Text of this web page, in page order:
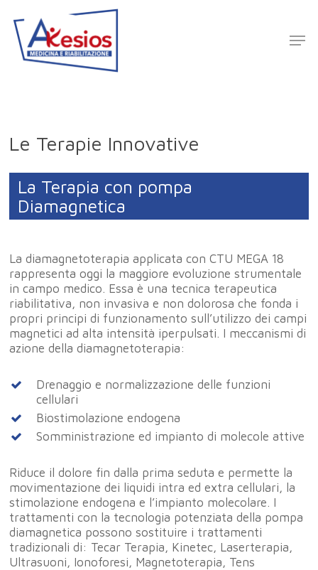
Le Terapie Innovative
La Terapia con pompa
Diamagnetica
La diamagnetoterapia applicata con CTU MEGA 18
rappresenta oggi la maggiore evoluzione strumentale
in campo medico. Essa è una tecnica terapeutica
riabilitativa, non invasiva e non dolorosa che fonda i
propri principi di funzionamento sull’utilizzo dei campi
magnetici ad alta intensità iperpulsati. I meccanismi di
azione della diamagnetoterapia:
Drenaggio e normalizzazione delle funzioni
cellulari
Biostimolazione endogena
Somministrazione ed impianto di molecole attive
Riduce il dolore fin dalla prima seduta e permette la
movimentazione dei liquidi intra ed extra cellulari, la
stimolazione endogena e l’impianto molecolare. I
trattamenti con la tecnologia potenziata della pompa
diamagnetica possono sostituire i trattamenti
tradizionali di: Tecar Terapia, Kinetec, Laserterapia,
Ultrasuoni, Ionoforesi, Magnetoterapia, Tens